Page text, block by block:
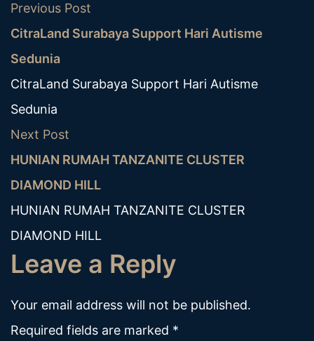
Previous Post
CitraLand Surabaya Support Hari Autisme
Sedunia
CitraLand Surabaya Support Hari Autisme
Sedunia
Next Post
HUNIAN RUMAH TANZANITE CLUSTER
DIAMOND HILL
HUNIAN RUMAH TANZANITE CLUSTER
DIAMOND HILL
Leave a Reply
Your email address will not be published.
Required fields are marked *